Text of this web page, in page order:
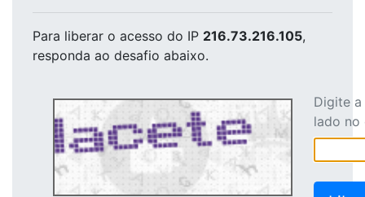
Para liberar o acesso do IP 216.73.216.105,
responda ao desafio abaixo.
Digite
lado no